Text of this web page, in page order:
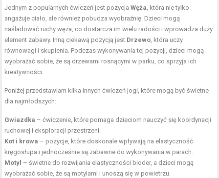
Jednym z popularnych ćwiczeń jest pozycjaWęża, która nie tylko
angażuje ciało, ale również pobudza wyobraźnię. Dzieci mogą
naśladować ruchy węża, co dostarcza im wielu radości i wprowadza duży
element zabawy. Inną ciekawą pozycją jest Drzewo, która uczy
równowagi i skupienia. Podczas wykonywania tej pozycji, dzieci mogą
wyobrażać sobie, że są drzewami rosnącymi w parku, co sprzyja ich
kreatywności.
Poniżej przedstawiam kilka innych ćwiczeń jogi, które mogą być świetne
dla najmłodszych:
Gwiazdka – ćwiczenie, które pomaga dzieciom nauczyć się koordynacji
ruchowej i eksploracji przestrzeni.
Kot i krowa – pozycje, które doskonale wpływają na elastyczność
kręgosłupa i jednocześnie są zabawne do wykonywania w parach.
Motyl – świetne do rozwijania elastyczności bioder, a dzieci mogą
wyobrażać sobie, że są motylami i unoszą się w powietrzu.